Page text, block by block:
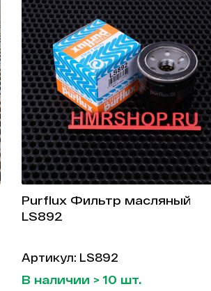
Purflux Фильтр масляный
LS892
Артикул: LS892
В наличии > 10 шт.